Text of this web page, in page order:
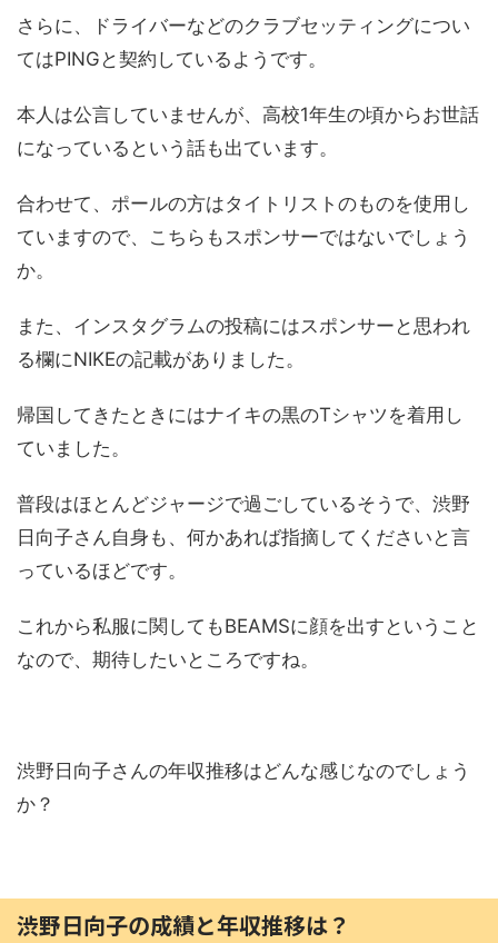
さらに、ドライバーなどのクラブセッティングについ
てはPINGと契約しているようです。
本人は公言していませんが、高校1年生の頃からお世話
になっているという話も出ています。
合わせて、ポールの方はタイトリストのものを使用し
ていますので、こちらもスポンサーではないでしょう
か。
また、インスタグラムの投稿にはスポンサーと思われ
る欄にNIKEの記載がありました。
帰国してきたときにはナイキの黒のTシャツを着用し
ていました。
普段はほとんどジャージで過ごしているそうで、渋野
日向子さん自身も、何かあれば指摘してくださいと言
っているほどです。
これから私服に関してもBEAMSに顔を出すということ
なので、期待したいところですね。
渋野日向子さんの年収推移はどんな感じなのでしょう
か？
渋野日向子の成績と年収推移は？